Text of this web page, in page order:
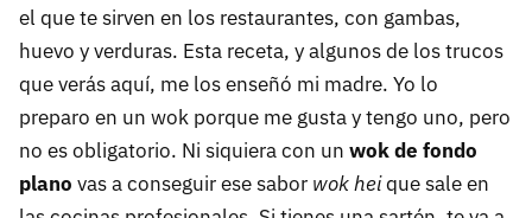
el que te sirven en los restaurantes, con gambas,
huevo y verduras. Esta receta, y algunos de los trucos
que verás aquí, me los enseñó mi madre. Yo lo
preparo en un wok porque me gusta y tengo uno, pero
no es obligatorio. Ni siquiera con un wok de fondo
plano vas a conseguir ese sabor wok heique sale en